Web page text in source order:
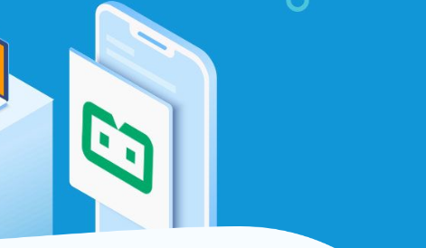
Pembayaran berkala / berulang
Deteksi anomali
Mini App di Aplikasi GoPay
Payment Link: Terima Pembayaran
Dengan Mudah dan Cepat